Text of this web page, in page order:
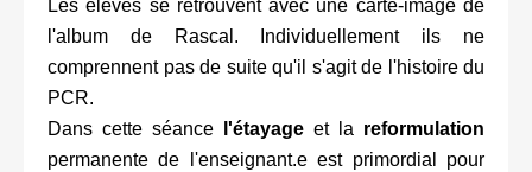
Les élèves se retrouvent avec une carte-image de
l'album de Rascal. Individuellement ils ne
comprennent pas de suite qu'il s'agit de l'histoire du
PCR.
Dans cette séance
l'étayage et la reformulation
permanente de l'enseignant.e est primordial pour